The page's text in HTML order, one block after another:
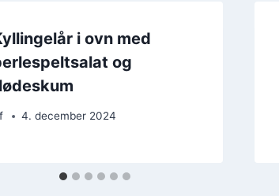
i ovn med
og
4. december 2024